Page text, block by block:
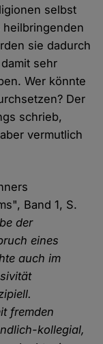
selbst
sie dadurch
sehr
Wer könnte
Der
schrieb,
vermutlich
Band 1, S.
der
eines
auch im
fremden
kollegial,